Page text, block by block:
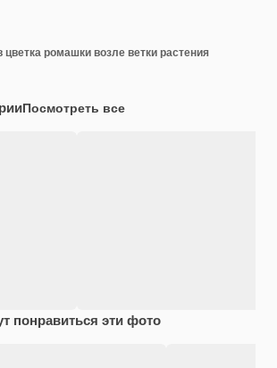
цветка ромашки возле ветки растения
Посмотреть все
понравиться эти фото